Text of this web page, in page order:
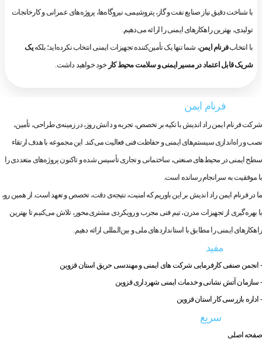
با شناخت دقیق نیاز صنایع نفت و گاز، پتروشیمی، نیروگاه‌ها، پروژه‌های عمرانی و کارخانجات
تولیدی، بهترین راهکارهای ایمنی را ارائه می‌دهیم.
با انتخابفرنام ایمن، شما تنها یک تأمین‌کننده تجهیزات ایمنی انتخاب نکرده‌اید؛ بلکهیک
شریک قابل اعتماد در مسیر ایمنی و سلامت محیط کار خود خواهید داشت.
دربـــارهفرنام ایمن
شرکت فرنام ایمن راد اندیش با تکیه بر تخصص، تجربه و دانش روز، در زمینه‌ی طراحی، تأمین،
نصب و راه‌اندازی سیستم‌های ایمنی و حفاظت فنی فعالیت می‌کند. این مجموعه با هدف ارتقاء
سطح ایمنی در محیط‌های صنعتی، ساختمانی و تجاری تأسیس شده و تاکنون پروژه‌های متعددی را
با موفقیت به سرانجام رسانده است.
ما در فرنام ایمن راد اندیش بر این باوریم که امنیت، نتیجه‌ی دقت، تخصص و تعهد است. از همین رو،
با بهره‌گیری از تجهیزات مدرن، تیم فنی مجرب و رویکردی مشتری‌محور، تلاش می‌کنیم تا بهترین
راهکارهای ایمنی را مطابق با استانداردهای ملی و بین‌المللی ارائه دهیم.
لینک هایمفید
- انجمن صنفی کارفرمایی شرکت های ایمنی و مهندسی حریق استان قزوین
- سازمان آتش نشانی و خدمات ایمنی شهرداری قزوین
- اداره بازرسی کار استان قزوین
سریع
صفحه اصلی